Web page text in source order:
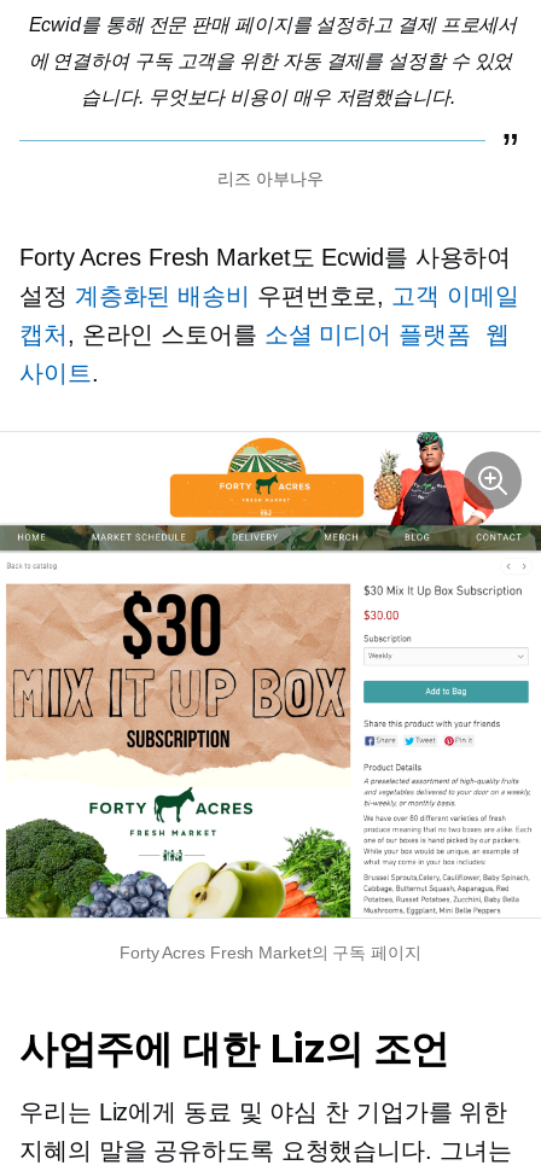
Ecwid를 통해 전문 판매 페이지를 설정하고 결제 프로세서
에 연결하여 구독 고객을 위한 자동 결제를 설정할 수 있었
습니다. 무엇보다 비용이 매우 저렴했습니다.
리즈 아부나우
Forty Acres Fresh Market도 Ecwid를 사용하여
설정 계층화된 배송비 우편번호로, 고객 이메일
캡처 , 온라인 스토어를 소셜 미디어 플랫폼
웹
사이트.
Forty Acres Fresh Market의 구독 페이지
사업주에 대한 Liz의 조언
우리는 Liz에게 동료 및 야심 찬 기업가를 위한
지혜의 말을 공유하도록 요청했습니다. 그녀는